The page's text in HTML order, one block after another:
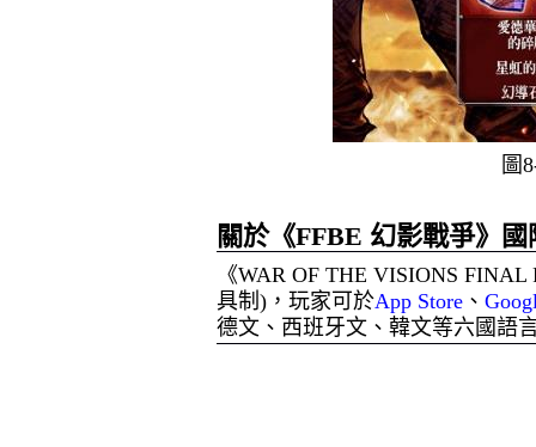
圖
關於《FFBE 幻影戰爭》國
《WAR OF THE VISIONS
具制 ) ，玩家可於App Store 、
德文、西班牙文、韓文等六國語